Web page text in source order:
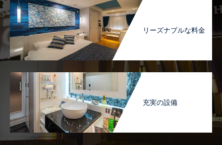
リーズナブルな料金
充実の設備